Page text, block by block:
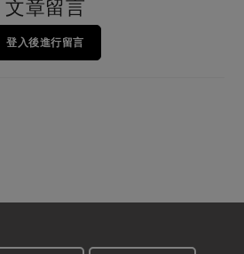
文章留言
登入後進行留言